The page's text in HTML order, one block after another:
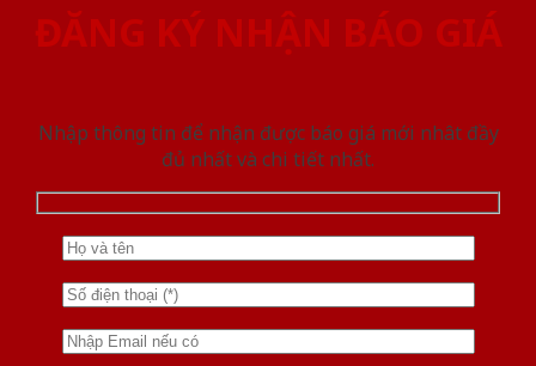
ĐĂNG KÝ NHẬN BÁO GIÁ
Nhập thông tin để nhận được báo giá mới nhât đầy
đủ nhất và chi tiết nhất.